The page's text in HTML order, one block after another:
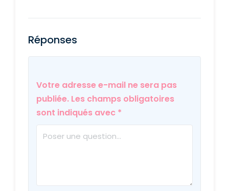
Réponses
Votre adresse e-mail ne sera pas
publiée. Les champs obligatoires
sont indiqués avec *